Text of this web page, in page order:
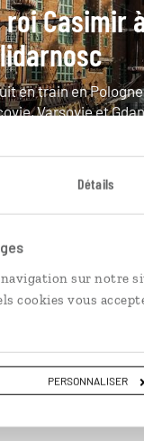
Détails
sur notre
cookies vous
PERSONNALISER
roi Casimir
en train en
Varsovie et
6 IDÉES DE